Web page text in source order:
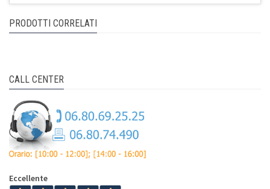
PRODOTTI CORRELATI
CALL CENTER
Eccellente